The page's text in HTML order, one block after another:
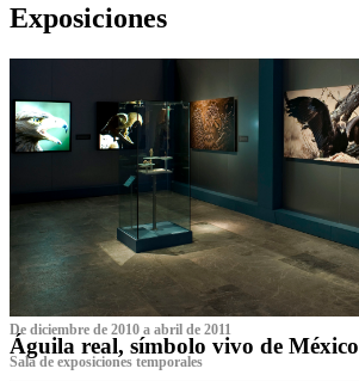
Exposiciones
De diciembre de 2010 a abril de 2011
Águila real, símbolo vivo de México
Sala de exposiciones temporales